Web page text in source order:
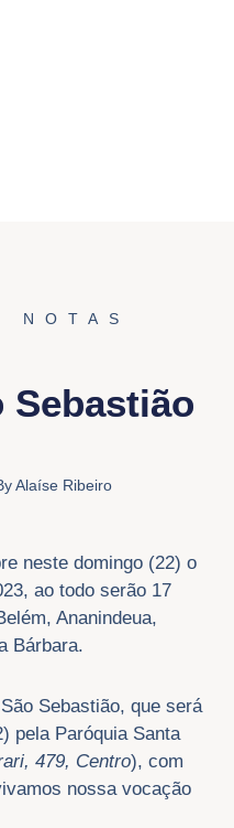
NOTAS
Sebastião
Alaíse Ribeiro
neste domingo (22) o
ao todo serão 17
Ananindeua,
Bárbara.
Sebastião, que será
pela Paróquia Santa
479, Centro), com
nossa vocação